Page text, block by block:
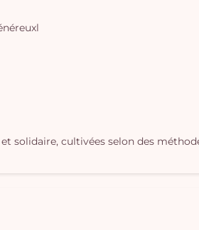
solidaire, cultivées selon des